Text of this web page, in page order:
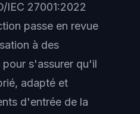
IEC 27001:2022
passe en revue
à des
s'assurer qu'il
adapté et
d'entrée de la